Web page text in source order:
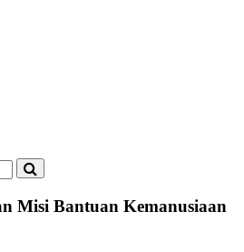
Misi Bantuan Kemanusiaan